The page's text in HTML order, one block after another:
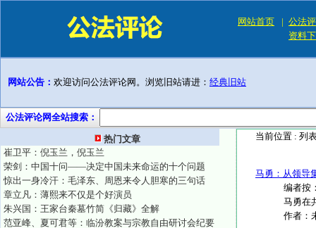
网站首页 | 公法
资料
网站公告： 欢迎访问公法评论网。浏览旧站请进： 经典旧站
公法评论网全站搜索：
热门文章
崔卫平：倪玉兰，倪玉兰
荣剑：中国十问——决定中国未来命运的十个问题
惊出一身冷汗：毛泽东、周恩来令人胆寒的三句话
章立凡：薄熙来不仅是个好演员
朱兴国：王家台秦墓竹简《归藏》全解
范亚峰、夏可君等：临汾教案与宗教自由研讨会纪要
当前位置 : 列
马勇：从领导
编者按
马勇在
作者：